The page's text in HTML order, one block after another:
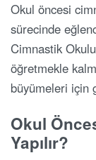
Okul öncesi
sürecinde
Cimnastik
öğretmekle
büyümeleri için
Okul
Yapılır?